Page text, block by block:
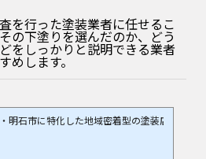
を行った塗装業者に任せるこ
の下塗りを選んだのか、どう
をしっかりと説明できる業者
めします。
明石市に特化した地域密着型の塗装店